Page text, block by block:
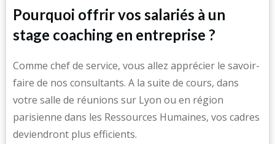
Pourquoi offrir vos salariés à un
stage coaching en entreprise ?
Comme chef de service, vous allez apprécier le savoir-
faire de nos consultants. A la suite de cours, dans
votre salle de réunions sur Lyon ou en région
parisienne dans les Ressources Humaines, vos cadres
deviendront plus efficients.